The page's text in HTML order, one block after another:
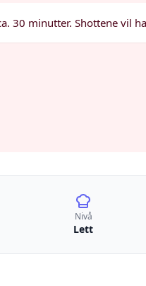
30 minutter. Shottene vil
Nivå
Lett